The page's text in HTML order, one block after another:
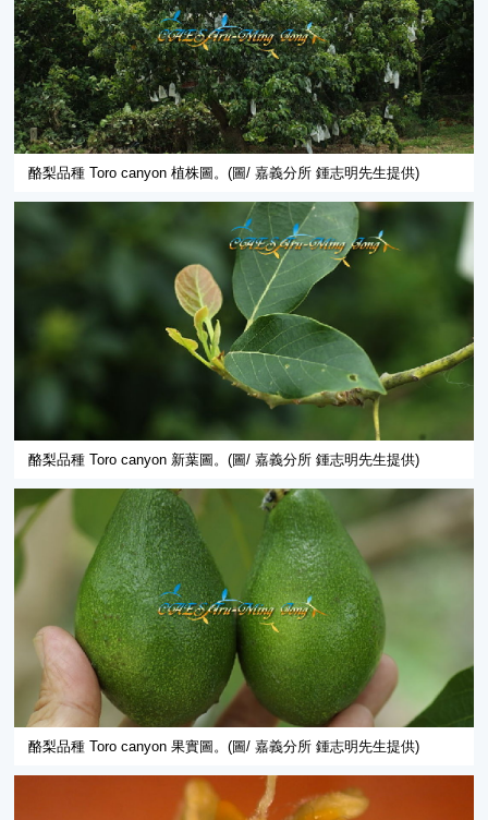
酪梨品種 Toro canyon 植株圖。(圖/ 嘉義分所 鍾志明先生提供)
酪梨品種 Toro canyon 新葉圖。(圖/ 嘉義分所 鍾志明先生提供)
酪梨品種 Toro canyon 果實圖。(圖/ 嘉義分所 鍾志明先生提供)